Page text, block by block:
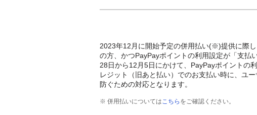
2023年12月に開始予定の併用払い(※)提供に際
の方、かつPayPayポイントの利用設定が「支払
28日から12月5日にかけて、PayPayポイントの
レジット（旧あと払い）でのお支払い時に、ユ
防ぐための対応となります。
※ 併用払いについては こちら をご確認ください。